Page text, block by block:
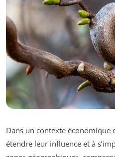
Dans un contexte économique
étendre leur influence et à